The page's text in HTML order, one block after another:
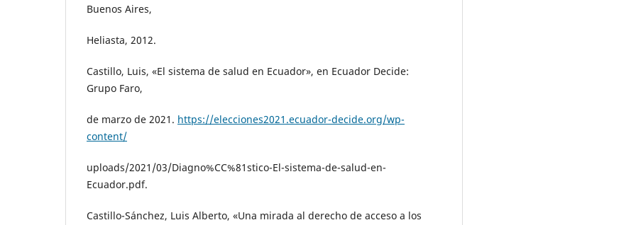
Buenos Aires,
Heliasta, 2012.
Castillo, Luis, «El sistema de salud en Ecuador», en Ecuador Decide:
Grupo Faro,
de marzo de 2021. https://elecciones2021.ecuador-decide.org/wp-
content/
uploads/2021/03/Diagno%CC%81stico-El-sistema-de-salud-en-
Ecuador.pdf.
Castillo-Sánchez, Luis Alberto, «Una mirada al derecho de acceso a los